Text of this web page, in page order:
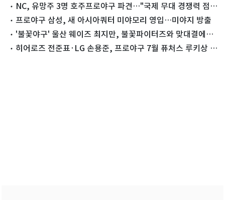
시간 연기
NC, 유망주 3명 호주프로야구 파견…"국제 무대 경쟁력 점
검"프로야구 삼성, 새 아시아쿼터 미야모리 영입…미야지 방출
'불꽃야구' 울산 웨이즈 최지만, 불꽃파이터즈와 맞대결에
"박빙일 것" 자신감
히어로즈 전준표·LG 손용준, 프로야구 7월 퓨처스 루키상 선